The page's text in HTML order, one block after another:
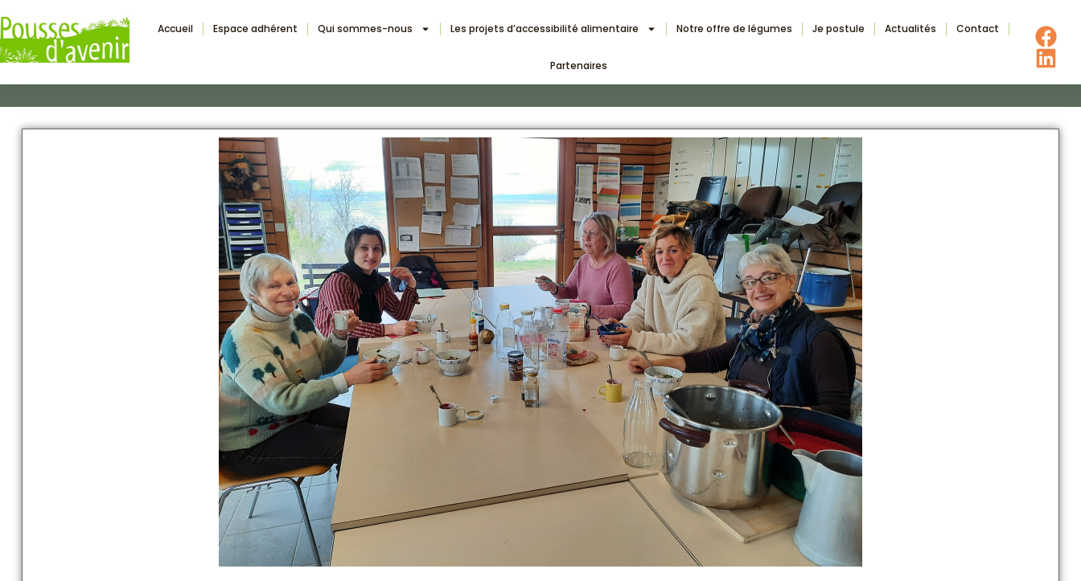
Accueil Espace adhérent Qui sommes-nous Les projets d’accessibilité alimentaire Notre offre de légumes Je postule Actualités Contact
Partenaires